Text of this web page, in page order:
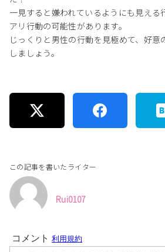
一見すると嫌われているようにも見える
アリ行動の可能性があります。
じっくりと男性の行動を見極めて、好
しましょう。
この記事を書いたライター
Rui0107